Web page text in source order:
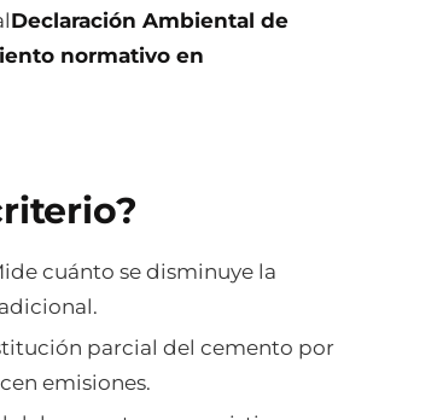
Declaración Ambiental de
normativo en
cuánto se disminuye la
parcial del cemento por
emisiones.